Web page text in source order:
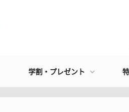
学割・プレゼント